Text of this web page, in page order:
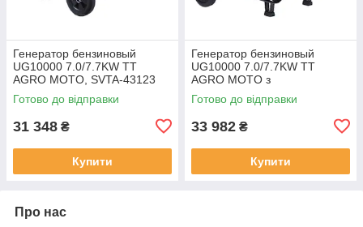
Генератор бензиновый
UG10000 7.0/7.7KW TT
AGRO MOTO, SVTA-43123
Готово до відправки
31 348 ₴
Купити
Генератор бензиновый
UG10000 7.0/7.7KW TT
AGRO MOTO з
електростартером, SVTA-
43124
Готово до відправки
33 982 ₴
Купити
Про нас